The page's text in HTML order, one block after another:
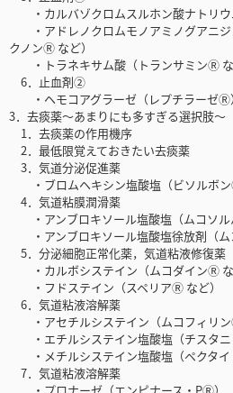
・カルバゾクロムスルホン酸ナトリウ
・アドレノクロムモノアミノグアニジ
クノンⓇ など）
・トラネキサム酸（トランサミンⓇ な
6．止血剤②
・ヘモコアグラーゼ（レプチラーゼⓇ）
3．去痰薬〜あまりにも多すぎる選択肢〜
1．去痰薬の作用機序
2．最低限覚えておきたい去痰薬
3．気道分泌促進薬
・ブロムヘキシン塩酸塩（ビソルボン
4．気道粘膜潤滑薬
・アンブロキソール塩酸塩（ムコソル
・アンブロキソール塩酸塩徐放剤（ム
5．分泌細胞正常化薬，気道粘液修復薬
・カルボシステイン（ムコダインⓇ な
・フドステイン（スペリアⓇ など）
6．気道粘液溶解薬
・アセチルシステイン（ムコフィリン
・エチルシステイン塩酸塩（チスタニ
・メチルシステイン塩酸塩（ペクタイ
7．気道粘液溶解薬